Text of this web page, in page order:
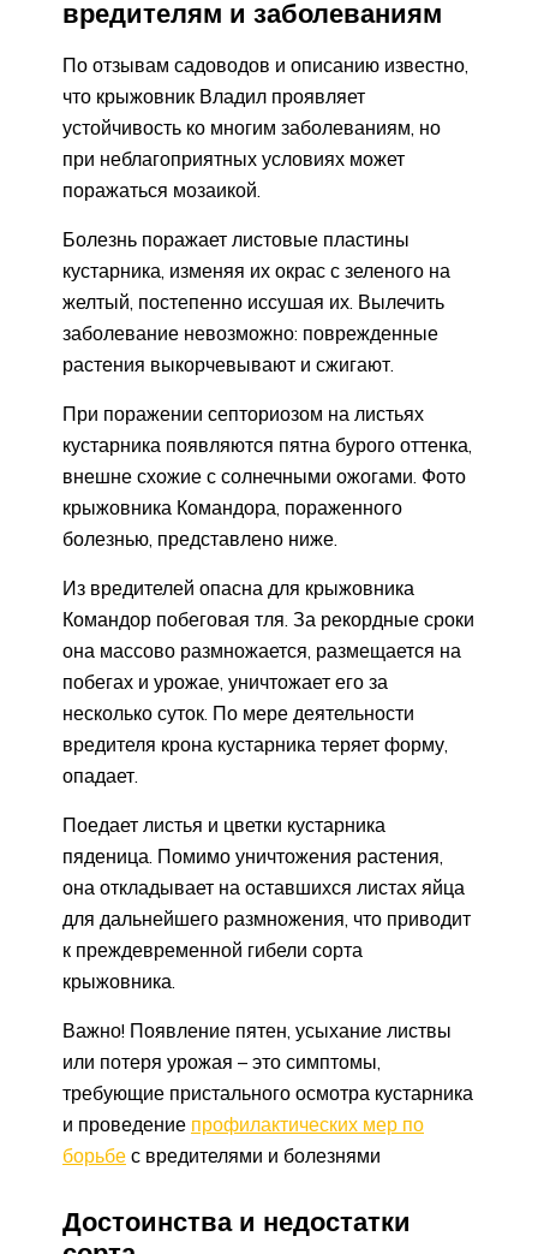
вредителям и заболеваниям
По отзывам садоводов и описанию известно,
что крыжовник Владил проявляет
устойчивость ко многим заболеваниям, но
при неблагоприятных условиях может
поражаться мозаикой.
Болезнь поражает листовые пластины
кустарника, изменяя их окрас с зеленого на
желтый, постепенно иссушая их. Вылечить
заболевание невозможно: поврежденные
растения выкорчевывают и сжигают.
При поражении септориозом на листьях
кустарника появляются пятна бурого оттенка,
внешне схожие с солнечными ожогами. Фото
крыжовника Командора, пораженного
болезнью, представлено ниже.
Из вредителей опасна для крыжовника
Командор побеговая тля. За рекордные сроки
она массово размножается, размещается на
побегах и урожае, уничтожает его за
несколько суток. По мере деятельности
вредителя крона кустарника теряет форму,
опадает.
Поедает листья и цветки кустарника
пяденица. Помимо уничтожения растения,
она откладывает на оставшихся листах яйца
для дальнейшего размножения, что приводит
к преждевременной гибели сорта
крыжовника.
Важно! Появление пятен, усыхание листвы
или потеря урожая – это симптомы,
требующие пристального осмотра кустарника
и проведение профилактических мер по
борьбе с вредителями и болезнями
Достоинства и недостатки